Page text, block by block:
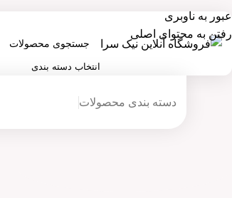
عبور به ناوبری
رفتن به محتوای اصلی
انتخاب دسته بندی
دسته بندی محصولات